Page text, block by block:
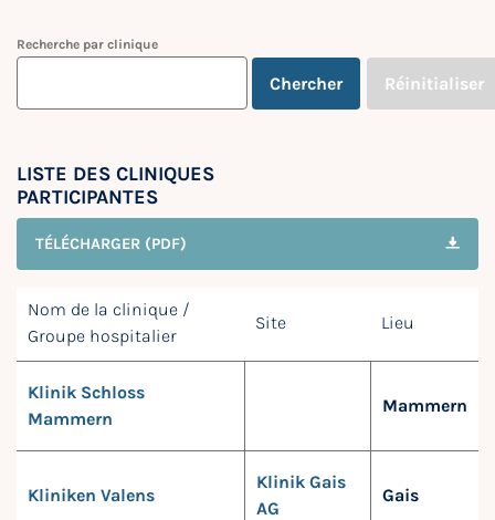
Recherche par clinique
Chercher Réinitialiser
LISTE DES CLINIQUES
PARTICIPANTES
TÉLÉCHARGER (PDF)
Nom de la clinique /
Groupe hospitalier
Site Lieu
Klinik Schloss
Mammern
Mammern
Kliniken Valens
Klinik Gais
AG
Gais